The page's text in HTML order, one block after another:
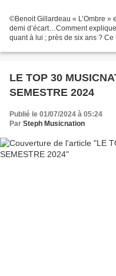
©Benoit Gillardeau « L’Ombre » et « Auguste » sont sortis à environ un et
demi d’écart…Comment
quant à lui ; près de six ans ?
LE TOP 30
SEMESTRE 2024
Publié le 01/07/2024 à 05:24
Par Steph Musicnation